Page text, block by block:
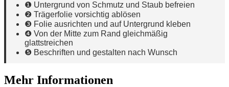
❶ Untergrund von Schmutz und Staub befreien
❷ Trägerfolie vorsichtig ablösen
❸ Folie ausrichten und auf Untergrund kleben
❹ Von der Mitte zum Rand gleichmäßig
glattstreichen
❺ Beschriften und gestalten nach Wunsch
Mehr Informationen